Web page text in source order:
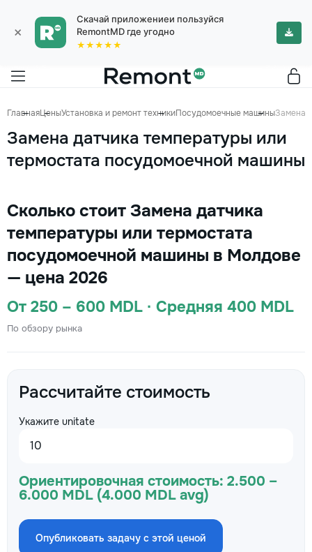
×
Скачай приложениеи пользуйся
RemontMD где угодно
★★★★★
ГлавнаяЦеныУстановка и ремонт техникиПосудомоечные машиныЗамена
Замена датчика температуры или
термостата посудомоечной машины
Сколько стоит Замена датчика
температуры или термостата
посудомоечной машины в Молдове
— цена 2026
От 250 – 600 MDL · Средняя 400 MDL
По обзору рынка
Рассчитайте стоимость
Укажите unitate
Ориентировочная стоимость: 2.500 –
6.000 MDL (4.000 MDL avg)
Опубликовать задачу с этой ценой